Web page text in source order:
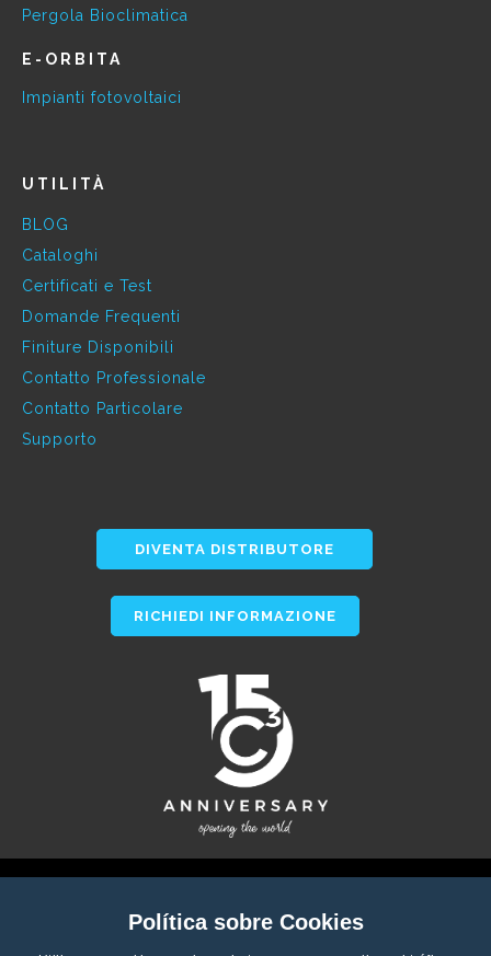
Política sobre Cookies
Pergola Bioclimatica
E-ORBITA
Impianti fotovoltaici
UTILITÀ
BLOG
Cataloghi
Certificati e Test
Domande Frequenti
Finiture Disponibili
Contatto Professionale
Contatto Particolare
Supporto
DIVENTA DISTRIBUTORE
RICHIEDI INFORMAZIONE